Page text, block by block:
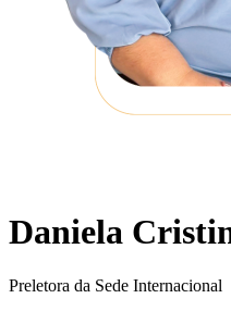
Daniela
Preletora da Sede Internacional